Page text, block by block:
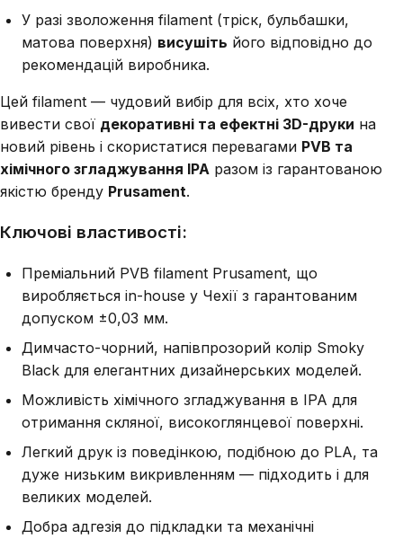
У разі зволоження filament (тріск, бульбашки,
матова поверхня) висушіть його відповідно до
рекомендацій виробника.
Цей filament — чудовий вибір для всіх, хто хоче
вивести свої декоративні та ефектні 3D-друки на
новий рівень і скористатися перевагами PVB та
хімічного згладжування IPA разом із гарантованою
якістю бренду Prusament.
Ключові властивості:
Преміальний PVB filament Prusament, що
виробляється in-house у Чехії з гарантованим
допуском ±0,03 мм.
Димчасто-чорний, напівпрозорий колір Smoky
Black для елегантних дизайнерських моделей.
Можливість хімічного згладжування в IPA для
отримання скляної, високоглянцевої поверхні.
Легкий друк із поведінкою, подібною до PLA, та
дуже низьким викривленням — підходить і для
великих моделей.
Добра адгезія до підкладки та механічні